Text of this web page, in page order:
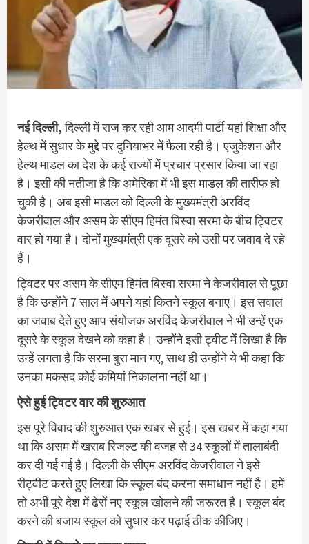
नई दिल्ली,दिल्ली में राज कर रही आम आदमी पार्टी यहां शिक्षा और
हेल्थ में सुधार के मुद्दे पर दुनियाभर में फैला रही है। एजुकेशन और
हेल्थ माडल का देश के कई राज्यों में प्रचार प्रसार किया जा रहा
है। इसी की नतीजा है कि अमेरिका में भी इस माडल की तारीफ हो
चुकी है। अब इसी माडल को दिल्ली के मुख्यमंत्री अरविंद
केजरीवाल और असम के सीएम हिमंत बिस्वा सरमा के बीच ट्विटर
वार हो गया है। दोनों मुख्यमंत्री एक दूसरे को उसी पर जवाब दे रहे
हैं।
ट्विटर पर असम के सीएम हिमंत बिस्वा सरमा ने केजरीवाल से पूछा
है कि उन्होंने 7 साल में अपने यहां कितने स्कूल बनाए। इस सवाल
का जवाब देते हुए आप संयोजक अरविंद केजरीवाल ने भी उन्हें एक
दूसरे के स्कूल देखने को कहा है। उन्होंने इसी ट्वीट में लिखा है कि
उन्हें लगता है कि सरमा बुरा मान गए, साथ ही उन्होंने ये भी कहा कि
उनका मकसद कोई कमियां निकालना नहीं था।
ऐसे हुई ट्विटर वार की शुरुआत
इस पूरे विवाद की शुरुआत एक खबर से हुई। इस खबर में कहा गया
था कि असम में खराब रिजल्ट की वजह से 34 स्कूलों में तालाबंदी
कर दी गई गई है। दिल्ली के सीएम अरविंद केजरीवाल ने इसे
रीट्वीट करते हुए लिखा कि स्कूल बंद करना समाधान नहीं है। हमें
तो अभी पूरे देश में ढेरों नए स्कूल खोलने की जरूरत है। स्कूल बंद
करने की बजाय स्कूल को सुधार कर पढ़ाई ठीक कीजिए।